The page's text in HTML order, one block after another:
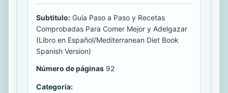
Subtitulo: Guía Paso a Paso y Recetas
Comprobadas Para Comer Mejor y Adelgazar
(Libro en Español/Mediterranean Diet Book
Spanish Version)
Número de páginas 92
Categoría: